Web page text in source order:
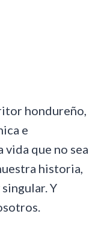
hondureño,
e
vida que no sea
historia,
Y